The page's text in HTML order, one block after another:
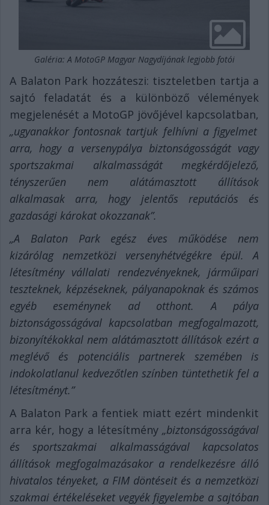
Galéria: A MotoGP Magyar Nagydíjának legjobb fotói
A Balaton Park hozzáteszi: tiszteletben tartja a
sajtó feladatát és a különböző vélemények
megjelenését a MotoGP jövőjével kapcsolatban,
„ugyanakkor fontosnak tartjuk felhívni a figyelmet
arra, hogy a versenypálya biztonságosságát vagy
sportszakmai alkalmasságát megkérdőjelező,
tényszerűen nem alátámasztott állítások
alkalmasak arra, hogy jelentős reputációs és
gazdasági károkat okozzanak”.
„A Balaton Park egész éves működése nem
kizárólag nemzetközi versenyhétvégékre épül. A
létesítmény vállalati rendezvényeknek, járműipari
teszteknek, képzéseknek, pályanapoknak és számos
egyéb eseménynek ad otthont. A pálya
biztonságosságával kapcsolatban megfogalmazott,
bizonyítékokkal nem alátámasztott állítások ezért a
meglévő és potenciális partnerek szemében is
indokolatlanul kedvezőtlen színben tüntethetik fel a
létesítményt.”
A Balaton Park a fentiek miatt ezért mindenkit
arra kér, hogy a létesítmény„biztonságosságával
és sportszakmai alkalmasságával kapcsolatos
állítások megfogalmazásakor a rendelkezésre álló
hivatalos tényeket, a FIM döntéseit és a nemzetközi
szakmai értékeléseket vegyék figyelembe a sajtóban